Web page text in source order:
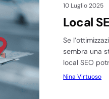
10 Luglio 2025
Local
Se
sembra una
local SEO
Nina Virtuoso